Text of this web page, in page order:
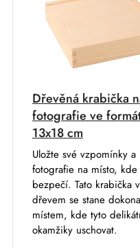
Dřevěná krabička
fotografie ve
13x18 cm
Uložte své vzpomínky a
fotografie na místo,
bezpečí. Tato krabička
dřevem se stane
místem, kde tyto
okamžiky uschovat.